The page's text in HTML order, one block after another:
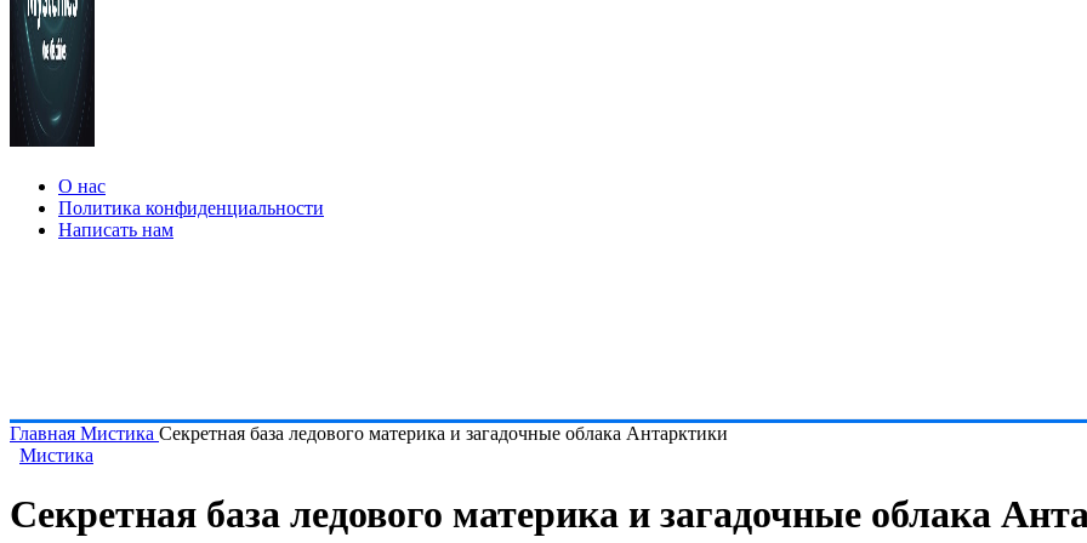
О нас
Политика конфиденциальности
Написать нам
Главная Мистика Секретная база ледового материка и загадочные облака Антарктики
Мистика
Секретная база ледового материка и загадочные облака